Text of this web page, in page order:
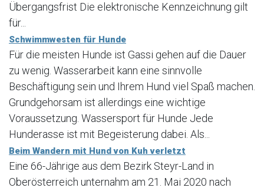
Übergangsfrist Die elektronische Kennzeichnung gilt
für...
Schwimmwesten für Hunde
Für die meisten Hunde ist Gassi gehen auf die Dauer
zu wenig. Wasserarbeit kann eine sinnvolle
Beschäftigung sein und Ihrem Hund viel Spaß machen.
Grundgehorsam ist allerdings eine wichtige
Voraussetzung. Wassersport für Hunde Jede
Hunderasse ist mit Begeisterung dabei. Als...
Beim Wandern mit Hund von Kuh verletzt
Eine 66-Jährige aus dem Bezirk Steyr-Land in
Oberösterreich unternahm am 21. Mai 2020 nach